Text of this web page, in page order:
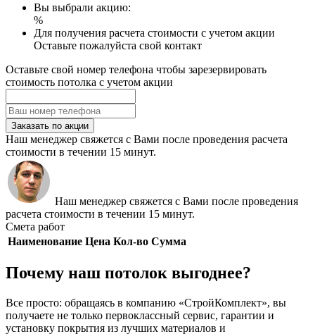
Вы выбрали акцию:
%
Для получения расчета стоимости с учетом акции
Оставьте пожалуйста свой контакт
Оставьте свой номер телефона чтобы зарезервировать
стоимость потолка с учетом акции
Заказать по акции
Наш менеджер свяжется с Вами после проведения расчета
стоимости в течении 15 минут.
Наш менеджер свяжется с Вами после проведения
расчета стоимости в течении 15 минут.
Смета работ
Наименование Цена Кол-во Сумма
Почему наш потолок выгоднее?
Все просто: обращаясь в компанию «СтройКомплект», вы
получаете не только первоклассный сервис, гарантии и
установку покрытия из лучших материалов и